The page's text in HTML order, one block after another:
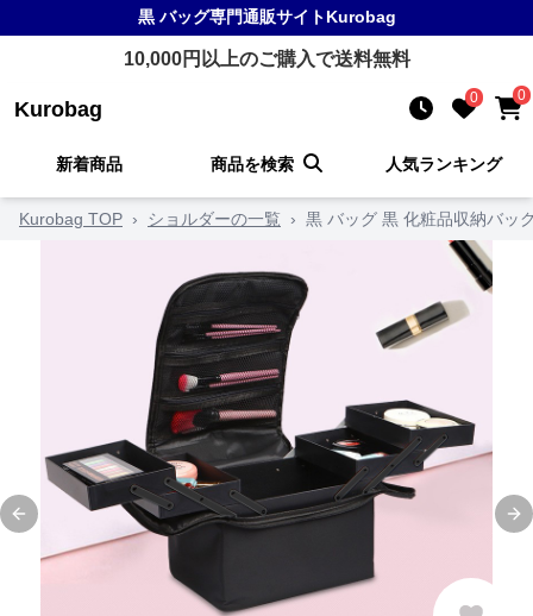
黒 バッグ専門通販サイトKurobag
10,000円以上のご購入で送料無料
Kurobag 0 0
新着商品 商品を検索 人気ランキング
Kurobag TOP › ショルダーの一覧 › 黒 バッグ 黒 化粧品収納バッ
Previous slide